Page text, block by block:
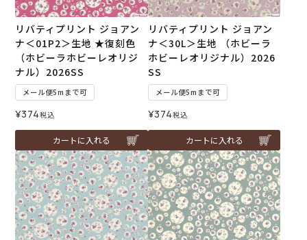
リバティプリント ジョアン
ナ＜01P2＞生地 ★復刻色
（ホビーラホビーレオリジ
ナル）2026SS
メール便5mまで可
¥374税込
カートに入れる
リバティプリント ジョアン
ナ＜30L＞生地 （ホビーラ
ホビーレオリジナル）2026
SS
メール便5mまで可
¥374税込
カートに入れる